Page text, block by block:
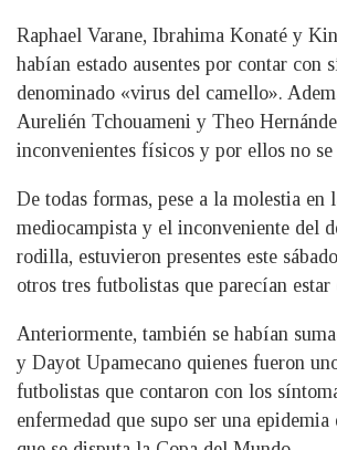
Raphael Varane, Ibrahima Konaté y
habían estado ausentes por contar con
denominado «virus del camello».
Aurelién Tchouameni y Theo
inconvenientes físicos y por ellos no se
De todas formas, pese a la molestia en
mediocampista y el inconveniente del
rodilla, estuvieron presentes este
otros tres futbolistas que parecían estar
Anteriormente, también se habían
y Dayot Upamecano quienes fueron
futbolistas que contaron con los
enfermedad que supo ser una